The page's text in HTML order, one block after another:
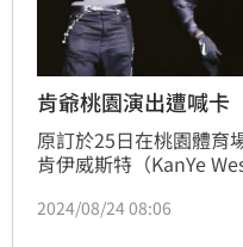
肯爺桃園演出遭喊
原訂於25日在桃園體育
肯伊威斯特（KanYe
布稱「發生不可預期的
2024/08/24 08:06